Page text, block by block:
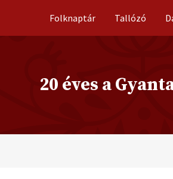
Folknaptár Tallózó
20 éves a